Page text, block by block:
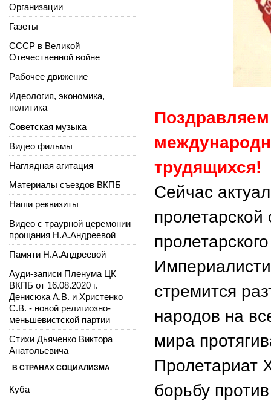
трудящихся!
Сейчас
стремится
народов на
мира
Пролетариат
борьбу
Организации
Газеты
СССР в Великой
Отечественной войне
Рабочее движение
Идеология, экономика,
политика
Советская музыка
Видео фильмы
Наглядная агитация
Материалы съездов ВКПБ
Наши реквизиты
Видео с траурной церемонии
прощания Н.А.Андреевой
Памяти Н.А.Андреевой
Ауди-записи Пленума ЦК
ВКПБ от 16.08.2020 г.
Денисюка А.В. и Христенко
С.В. - новой религиозно-
меньшевистской партии
Стихи Дьяченко Виктора
Анатольевича
В СТРАНАХ СОЦИАЛИЗМА
Куба